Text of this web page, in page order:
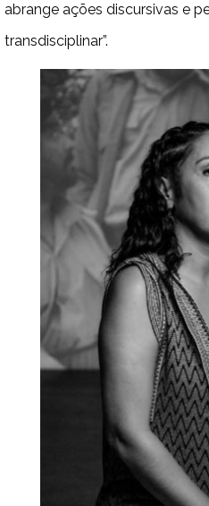
abrange ações discursivas e
transdisciplinar”.